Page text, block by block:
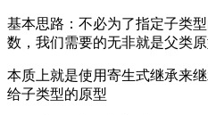
基本思路：不必为了指定子类
数，我们需要的无非就是父类
本质上就是使用寄生式继承来
给子类型的原型